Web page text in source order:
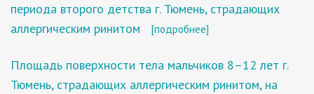
периода второго детства г. Тюмень, страдающих
аллергическим ринитом
[подробнее]
Площадь поверхности тела мальчиков 8–12 лет г.
Тюмень, страдающих аллергическим ринитом, на